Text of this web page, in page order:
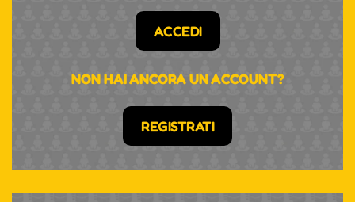
ACCEDI
NON HAI ANCORA UN ACCOUNT?
REGISTRATI